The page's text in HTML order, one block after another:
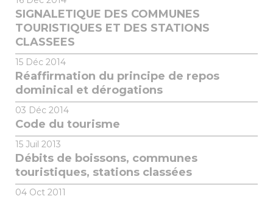
SIGNALETIQUE DES COMMUNES
TOURISTIQUES ET DES STATIONS
CLASSEES
15 Déc 2014
Réaffirmation du principe de repos
dominical et dérogations
03 Déc 2014
Code du tourisme
15 Juil 2013
Débits de boissons, communes
touristiques, stations classées
04 Oct 2011